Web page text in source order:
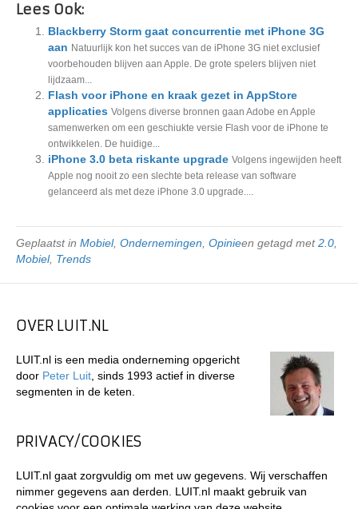
Lees Ook:
Blackberry Storm gaat concurrentie met iPhone 3G
aan Natuurlijk kon het succes van de iPhone 3G niet exclusief
voorbehouden blijven aan Apple. De grote spelers blijven niet
lijdzaam...
Flash voor iPhone en kraak gezet in AppStore
applicaties Volgens diverse bronnen gaan Adobe en Apple
samenwerken om een geschiukte versie Flash voor de iPhone te
ontwikkelen. De huidige...
iPhone 3.0 beta riskante upgrade Volgens ingewijden heeft
Apple nog nooit zo een slechte beta release van software
gelanceerd als met deze iPhone 3.0 upgrade....
Geplaatst in Mobiel, Ondernemingen Opinieen getagd met2.0
Mobiel, Trends
OVER LUIT.NL
LUIT.nl is een media onderneming opgericht
door Peter Luit , sinds 1993 actief in diverse
segmenten in de keten.
PRIVACY/COOKIES
LUIT.nl gaat zorgvuldig om met uw gegevens. Wij verschaffen
nimmer gegevens aan derden. LUIT.nl maakt gebruik van